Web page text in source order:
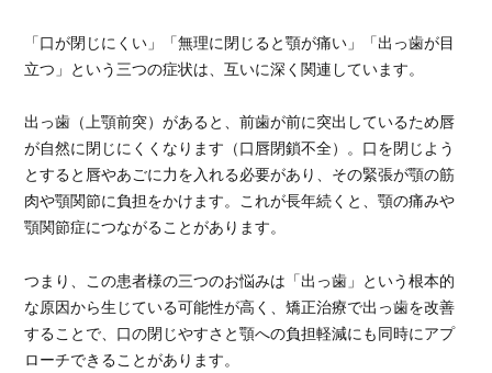
「口が閉じにくい」「無理に閉じると顎が痛い」「出っ歯が目
立つ」という三つの症状は、互いに深く関連しています。
出っ歯（上顎前突）があると、前歯が前に突出しているため唇
が自然に閉じにくくなります（口唇閉鎖不全）。口を閉じよう
とすると唇やあごに力を入れる必要があり、その緊張が顎の筋
肉や顎関節に負担をかけます。これが長年続くと、顎の痛みや
顎関節症につながることがあります。
つまり、この患者様の三つのお悩みは「出っ歯」という根本的
な原因から生じている可能性が高く、矯正治療で出っ歯を改善
することで、口の閉じやすさと顎への負担軽減にも同時にアプ
ローチできることがあります。